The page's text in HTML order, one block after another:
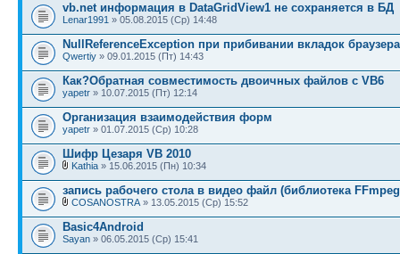
vb.net информация в DataGridView1 не сохраняется в БД
Lenar1991 » 05.08.2015 (Ср) 14:48
NullReferenceException при прибивании вкладок браузера
Qwertiy » 09.01.2015 (Пт) 14:43
Как?Обратная совместимость двоичных файлов с VB6
yapetr » 10.07.2015 (Пт) 12:14
Организация взаимодействия форм
yapetr » 01.07.2015 (Ср) 10:28
Шифр Цезаря VB 2010
Kathia » 15.06.2015 (Пн) 10:34
запись рабочего стола в видео файл (библиотека
COSANOSTRA » 13.05.2015 (Ср) 15:52
Basic4Android
Sayan » 06.05.2015 (Ср) 15:41